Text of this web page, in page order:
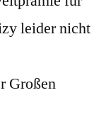
leider nicht
Großen